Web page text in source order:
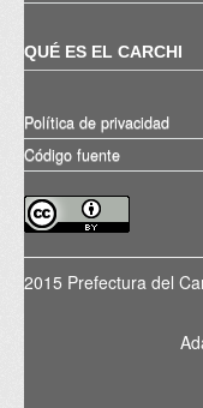
QUÉ ES EL CARCHI
Política de privacidad
Código fuente
2015 Prefectura del